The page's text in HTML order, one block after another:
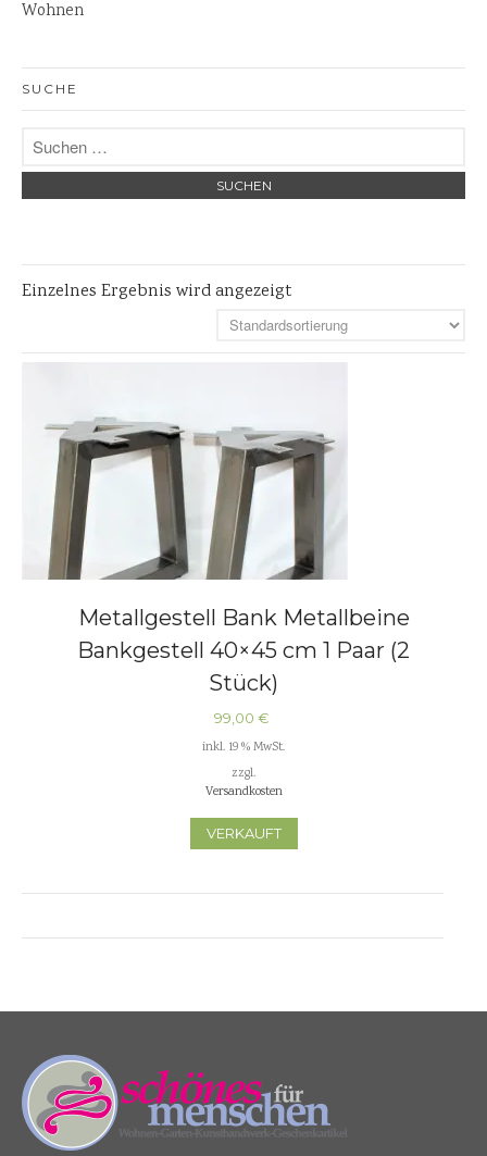
Wohnen
SUCHE
Einzelnes Ergebnis wird angezeigt
Metallgestell Bank Metallbeine
Bankgestell 40×45 cm 1 Paar (2
Stück)
99,00 €
inkl. 19 % MwSt.
zzgl.
Versandkosten
VERKAUFT